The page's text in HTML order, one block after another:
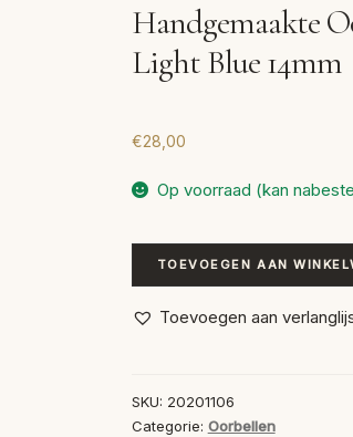
Handgemaakte
Light Blue 14mm
€28,00
Op voorraad (kan
Handgemaakte
Oorbellen
Swarovski
Blue
14mm
TOEVOEGEN AAN
Toevoegen aan
SKU: 20201106
Categorie: Oorbellen